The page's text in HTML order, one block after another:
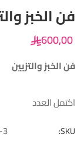
فن الخبز
600,00
فن الخبز والتزيين
اكتمل العدد
SKU: